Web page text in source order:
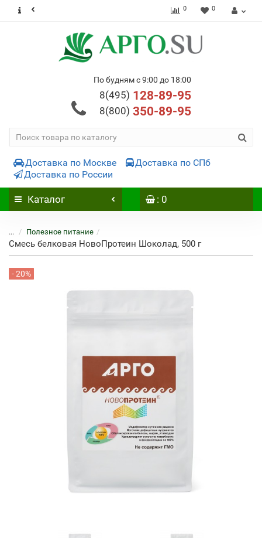
0 0
По будням с 9:00 до 18:00
8(495) 128-89-95
8(800) 350-89-95
Доставка по Москве
Доставка по СПб
Доставка по России
Каталог : 0
... Полезное питание
Смесь белковая НовоПротеин Шоколад, 500 г
- 20%